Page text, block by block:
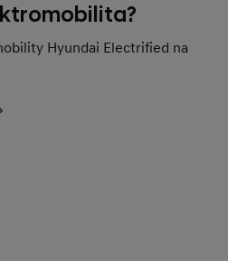
Hyundai Electrified na